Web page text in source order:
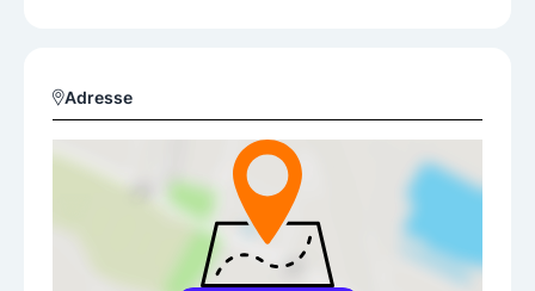
Adresse